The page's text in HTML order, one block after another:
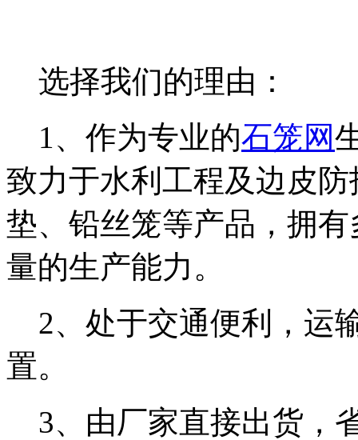
选择我们的理由：
1、作为专业的石笼网
致力于水利工程及边皮
垫、铅丝笼等产品，拥
量的生产能力。
2、处于交通便利，运
置。
3、由厂家直接出货，